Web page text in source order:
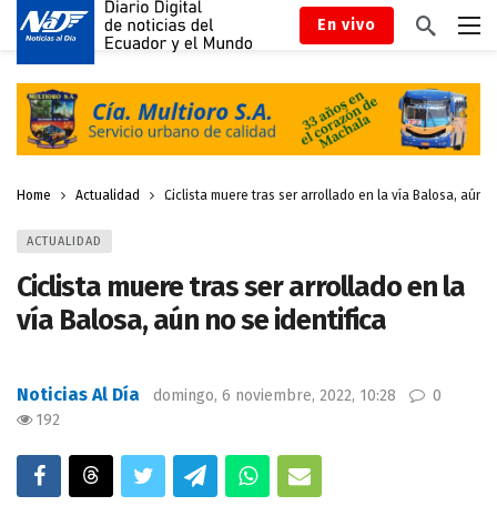
En vivo
Home Actualidad Ciclista muere tras ser arrollado en la vía Balosa, aún
ACTUALIDAD
Ciclista muere tras ser arrollado en la
vía Balosa, aún no se identifica
Noticias Al Día domingo, 6 noviembre, 2022, 10:28
0
192